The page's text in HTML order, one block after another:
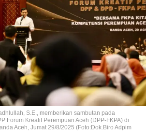
S.E., memberikan sambutan pada
Forum Kreatif Perempuan Aceh (DPP-FKPA) di
Aceh, Jumat 29/8/2025 (Foto:Dok.Biro Adpim